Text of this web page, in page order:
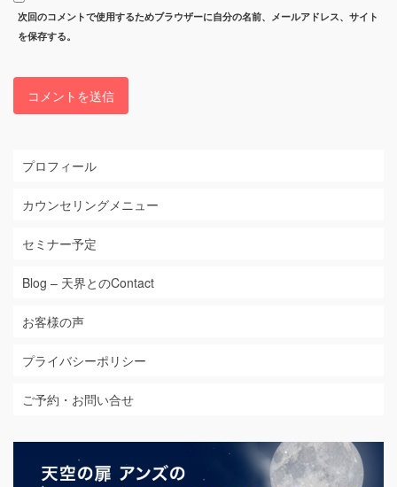
次回のコメントで使用するためブラウザーに自分の名前、メールアドレス、サイト
を保存する。
プロフィール
カウンセリングメニュー
セミナー予定
Blog – 天界とのContact
お客様の声
プライバシーポリシー
ご予約・お問い合せ